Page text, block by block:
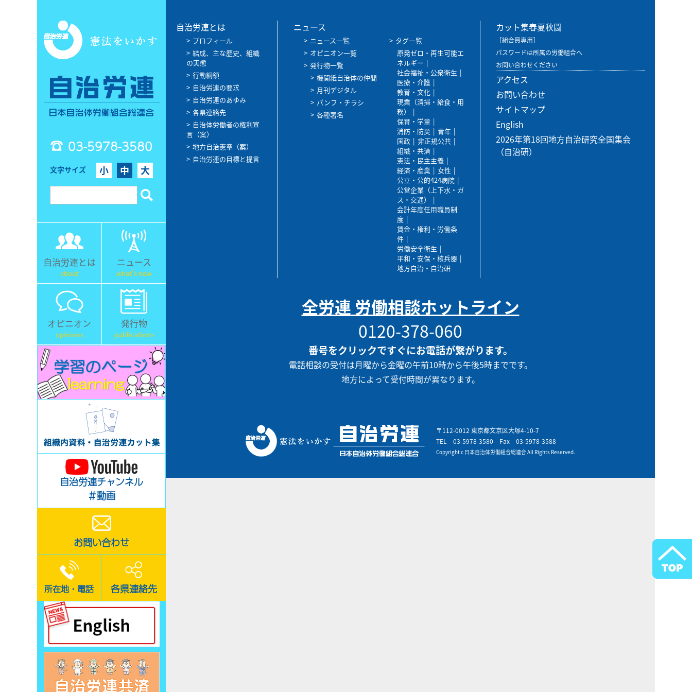
03-5978-3580
文字サイズ 小 中 大
自治労連とは
about
ニュース
what's new
オピニオン
opinions
発行物
publications
自治労連チャンネル
＃動画
お問い合わせ
所在地・電話 各県連絡先
自治労連とは
プロフィール
結成、主な歴史、組織
の実態
行動綱領
自治労連の要求
自治労連のあゆみ
各県連絡先
自治体労働者の権利宣
言（案）
地方自治憲章（案）
自治労連の目標と提言
ニュース
ニュース一覧
オピニオン一覧
発行物一覧
機関紙自治体の仲間
月刊デジタル
パンフ・チラシ
各種署名
タグ一覧
原発ゼロ・再生可能エ
ネルギー
社会福祉・公衆衛生
医療・介護
教育・文化
現業（清掃・給食・用
務）
保育・学童
消防・防災
青年
国政
非正規公共
組織・共済
憲法・民主主義
経済・産業
女性
公立・公的424病院
公営企業（上下水・ガ
ス・交通）
会計年度任用職員制
度
賃金・権利・労働条
件
労働安全衛生
平和・安保・核兵器
地方自治・自治研
カット集春夏秋闘
［組合員専用］
パスワードは所属の労働組合へ
お問い合わせください
アクセス
お問い合わせ
サイトマップ
English
2026年第18回地方自治研究全国集会
（自治研）
全労連 労働相談ホットライン
0120-378-060
番号をクリックですぐにお電話が繋がります。
電話相談の受付は月曜から金曜の午前10時から午後5時までです。
地方によって受付時間が異なります。
〒112-0012 東京都文京区大塚4-10-7
TEL 03-5978-3580 Fax 03-5978-3588
Copyright c 日本自治体労働組合総連合 All Rights Reserved.